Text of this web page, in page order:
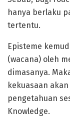
hanya berlaku
tertentu.
Episteme
(wacana) oleh
dimasanya.
kekuasaan
pengetahuan
Knowledge.